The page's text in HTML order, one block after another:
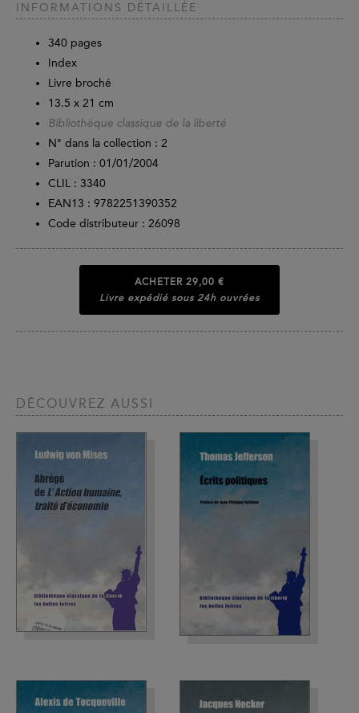
INFORMATIONS DÉTAILLÉE
340 pages
Index
Livre broché
13.5 x 21 cm
Bibliothèque classique de la liberté
N° dans la collection : 2
Parution : 01/01/2004
CLIL : 3340
EAN13 : 9782251390352
Code distributeur : 26098
ACHETER 29,00 €
Livre expédié sous 24h ouvrées
DÉCOUVREZ AUSSI